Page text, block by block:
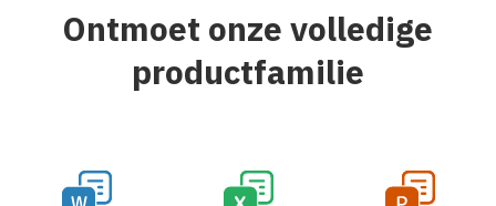
Ontmoet onze volledige
productfamilie